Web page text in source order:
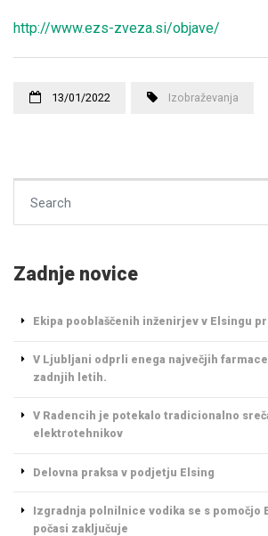
http://www.ezs-zveza.si/objave/
13/01/2022 Izobraževanja
Zadnje novice
Ekipa pooblaščenih inženirjev v Elsingu
V Ljubljani odprli enega največjih
zadnjih letih.
V Radencih je potekalo tradicionalno
elektrotehnikov
Delovna praksa v podjetju Elsing
Izgradnja polnilnice vodika se s pomočjo
počasi zaključuje